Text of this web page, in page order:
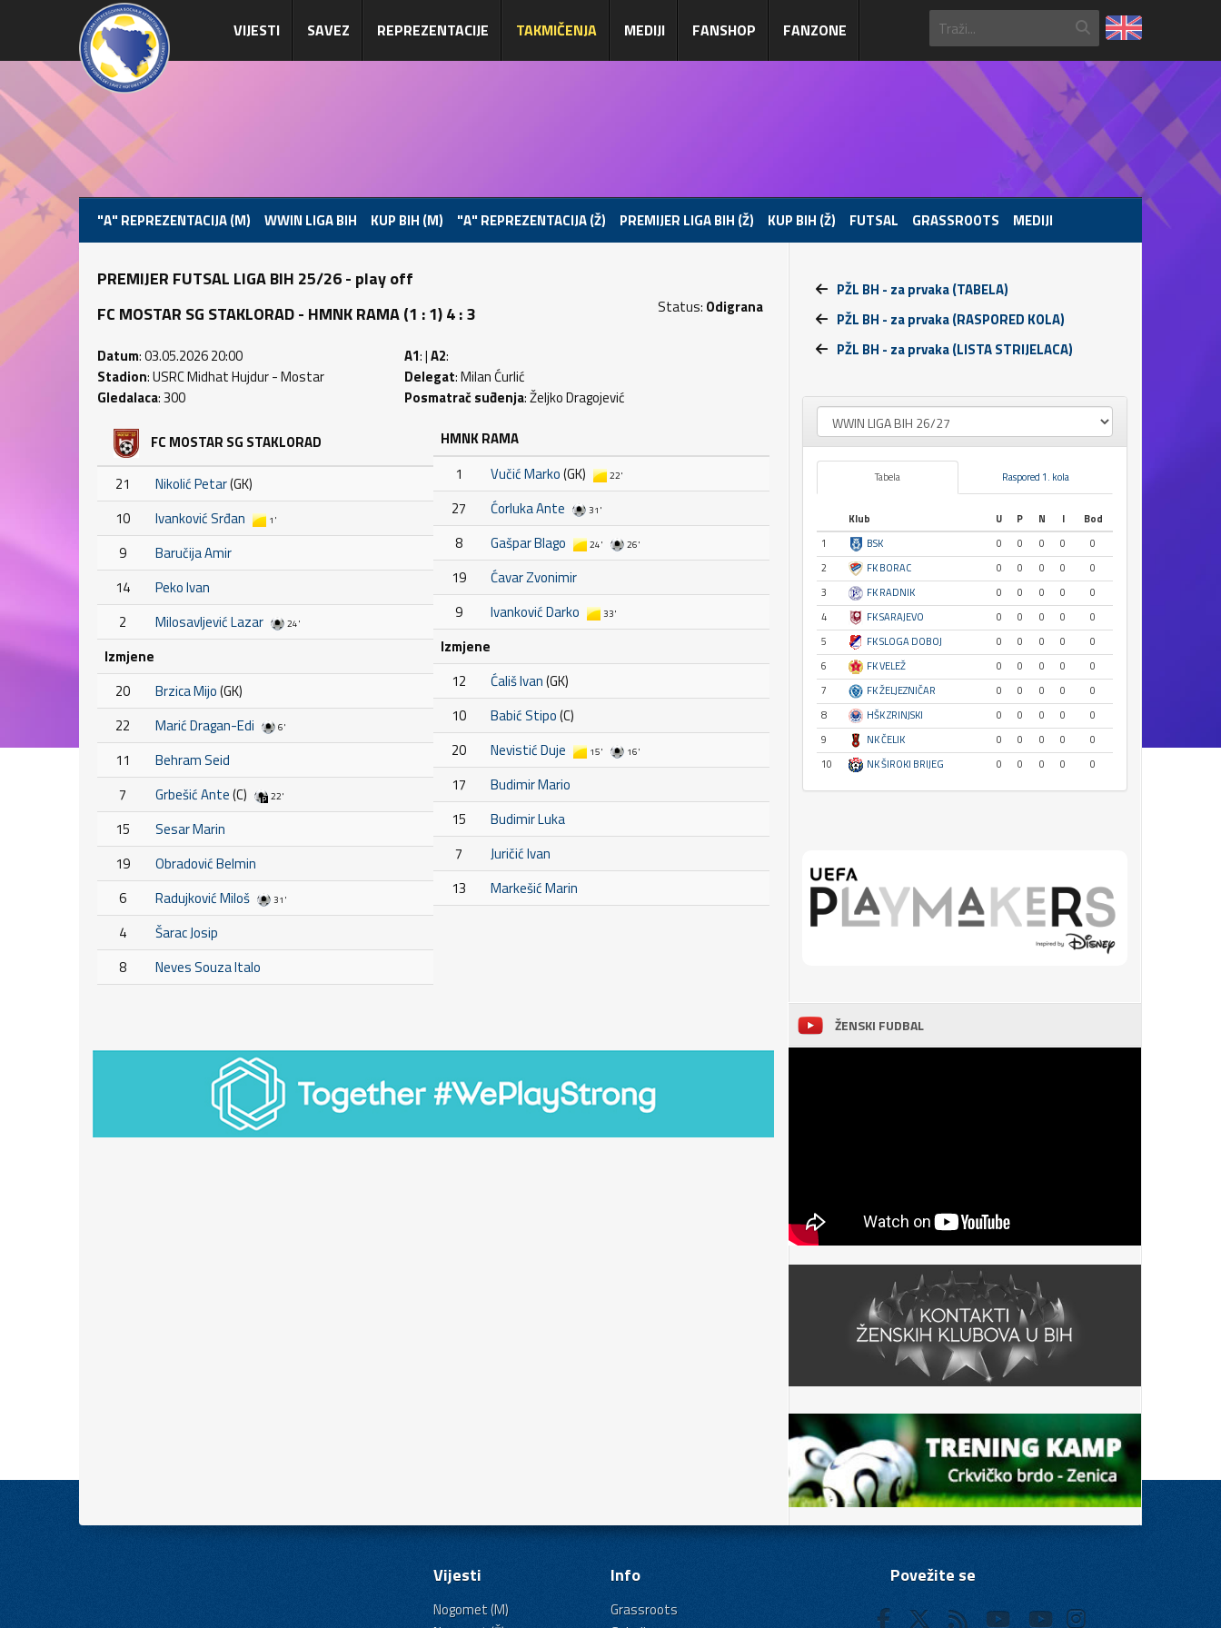
VIJESTI SAVEZ REPREZENTACIJE TAKMIČENJA MEDIJI FANSHOP FANZONE
"A" REPREZENTACIJA (M) WWIN LIGA BIH KUP BIH (M) "A" REPREZENTACIJA (Ž) PREMIJER LIGA BIH (Ž) KUP BIH (Ž) FUTSAL GRASSROOTS MEDIJI
PREMIJER FUTSAL LIGA BIH 25/26 - play off
FC MOSTAR SG STAKLORAD - HMNK RAMA (1 : 1) 4 : 3
Status: Odigrana
Datum: 03.05.2026 20:00
Stadion: USRC Midhat Hujdur - Mostar
Gledalaca: 300
A1: |A2:
Delegat: Milan Ćurlić
Posmatrač suđenja: Željko Dragojević
FC MOSTAR SG STAKLORAD
21 Nikolić Petar(GK)
10
Ivanković Srđan 1'
9
Baručija Amir
14
Peko Ivan
2
Milosavljević Lazar 24'
Izmjene
20
Brzica Mijo(GK)
22
Marić Dragan-Edi 6'
11
Behram Seid
7
Grbešić Ante(C) 22'
15
Sesar Marin
19
Obradović Belmin
6
Radujković Miloš 31'
4
Šarac Josip
8
Neves Souza Italo
HMNK RAMA
1
Vučić Marko(GK) 22'
27 Ćorluka Ante 31'
8 Gašpar Blago 24' 26'
19
Ćavar Zvonimir
9
Ivanković Darko 33'
Izmjene
12
Ćališ Ivan(GK)
10
Babić Stipo(C)
20
Nevistić Duje 15' 16'
17
Budimir Mario
15
Budimir Luka
7
Juričić Ivan
13
Markešić Marin
PŽL BH - za prvaka (TABELA)
PŽL BH - za prvaka (RASPORED KOLA)
PŽL BH - za prvaka (LISTA STRIJELACA)
Tabela Raspored 1. kola
Klub U P N I
Bod
1
BSK 0 0 0 0
0
2
FK BORAC 0 0 0 0
0
3
FK RADNIK 0 0 0 0
0
4
FK SARAJEVO 0 0 0 0
0
5
FK SLOGA DOBOJ 0 0 0 0
0
6
FK VELEŽ 0 0 0 0
0
7
FK ŽELJEZNIČAR 0 0 0 0
0
8
HŠK ZRINJSKI 0 0 0 0
0
9
NK ČELIK 0 0 0 0
0
10
NK ŠIROKI BRIJEG 0 0 0 0 0
ŽENSKI FUDBAL
Vijesti
Nogomet (M)
Info
Grassroots
Povežite se